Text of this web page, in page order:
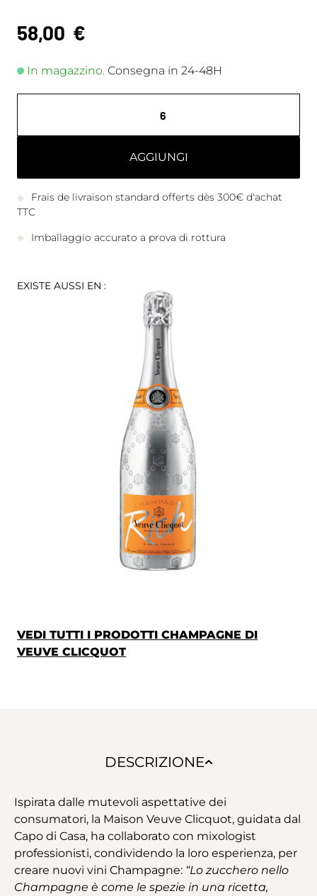
58,00 €
In magazzino. Consegna in 24-48H
AGGIUNGI
Frais de livraison standard offerts dès 300€ d'achat
TTC
Imballaggio accurato a prova di rottura
EXISTE AUSSI EN :
VEDI TUTTI I PRODOTTI CHAMPAGNE DI
VEUVE CLICQUOT
DESCRIZIONE
Ispirata dalle mutevoli aspettative dei
consumatori, la Maison Veuve Clicquot, guidata dal
Capo di Casa, ha collaborato con mixologist
professionisti, condividendo la loro esperienza, per
creare nuovi vini Champagne: “Lo zucchero nello
Champagne è come le spezie in una ricetta,